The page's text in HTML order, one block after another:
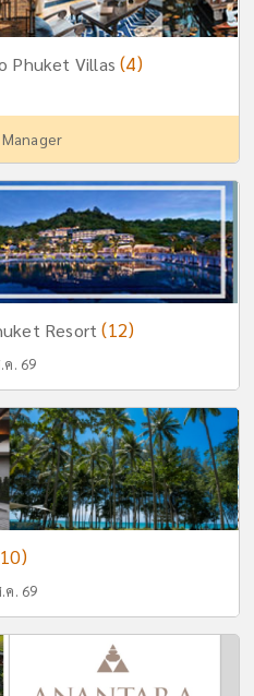
Phuket Villas(4)
Resort(12)
ค. 69
ค. 69